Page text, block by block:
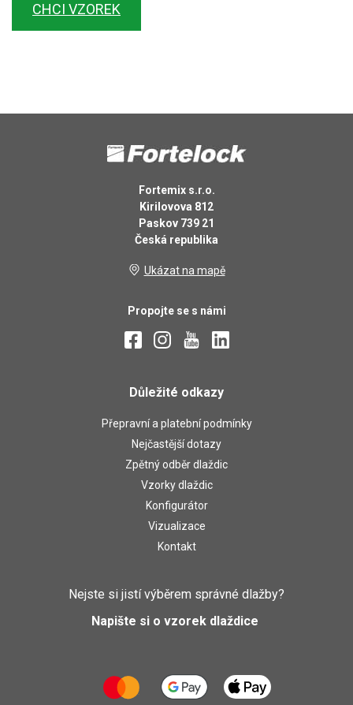
CHCI VZOREK
Fortemix s.r.o.
Kirilovova 812
Paskov 739 21
Česká republika
Ukázat na mapě
Propojte se s námi
Důležité odkazy
Přepravní a platební podmínky
Nejčastější dotazy
Zpětný odběr dlaždic
Vzorky dlaždic
Konfigurátor
Vizualizace
Kontakt
Nejste si jistí výběrem správné dlažby?
Napište si o vzorek dlaždice